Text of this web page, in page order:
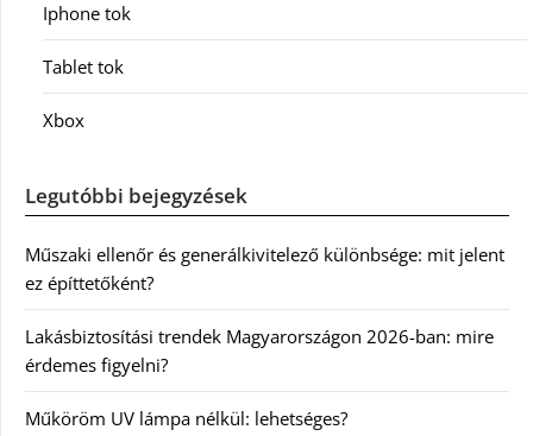
Iphone tok
Tablet tok
Xbox
Legutóbbi bejegyzések
Műszaki ellenőr és generálkivitelező különbsége: mit jelent
ez építtetőként?
Lakásbiztosítási trendek Magyarországon 2026-ban: mire
érdemes figyelni?
Műköröm UV lámpa nélkül: lehetséges?